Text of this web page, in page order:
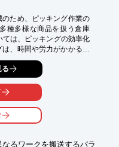
ため、ピッキング作業の
種多様な商品を扱う倉庫
は、ピッキングの効率化
、時間や労力がかかるだ
務効率の低下につながる
ッチパネルでの簡単操作
動化できます。
る
なるワークを搬送するバラ